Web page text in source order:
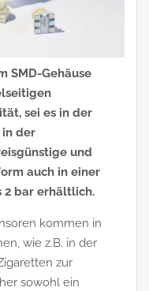
SMD-Gehäuse
sei es in der
in der
und
auch in einer
2 bar erhältlich.
kommen in
wie z.B. in der
zur
sowohl ein